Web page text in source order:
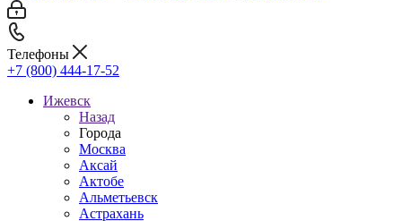
Телефоны
+7 (800) 444-17-52
Ижевск
Назад
Города
Москва
Аксай
Актобе
Альметьевск
Астрахань